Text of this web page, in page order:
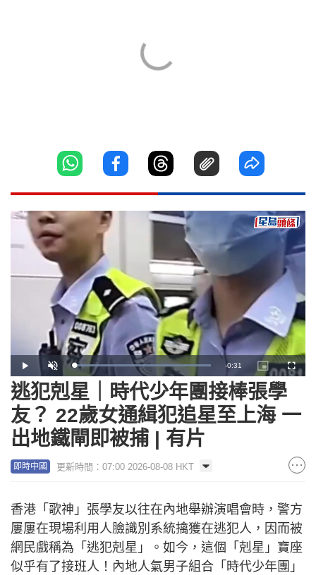
Play Unmute Loaded:
100.00%
Remaining
Time
-0:31
Picture-
in-
Picture
逃犯剋星｜時代少年團接棒張學
友？ 22歲女通緝犯追星至上海 一
出地鐵閘即被捕 | 有片
即時中國 更新時間：07:00 2026-08-08 HKT
香港「歌神」張學友以往在內地舉辦演唱會時，警方
屢屢在現場利用人臉識別系統擒獲在逃犯人，因而被
網民戲稱為「逃犯剋星」。如今，這個「剋星」寶座
似乎有了接班人！內地人氣男子組合「時代少年團」